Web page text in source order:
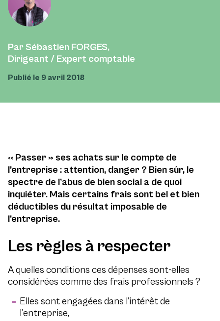
Par Sébastien FORGES,
Dirigeant / Expert comptable
Publié le 9 avril 2018
« Passer » ses achats sur le compte de
l’entreprise : attention, danger ? Bien sûr, le
spectre de l’abus de bien social a de quoi
inquiéter. Mais certains frais sont bel et bien
déductibles du résultat imposable de
l’entreprise.
Les règles à respecter
A quelles conditions ces dépenses sont-elles
considérées comme des frais professionnels ?
Elles sont engagées dans l’intérêt de
l’entreprise,